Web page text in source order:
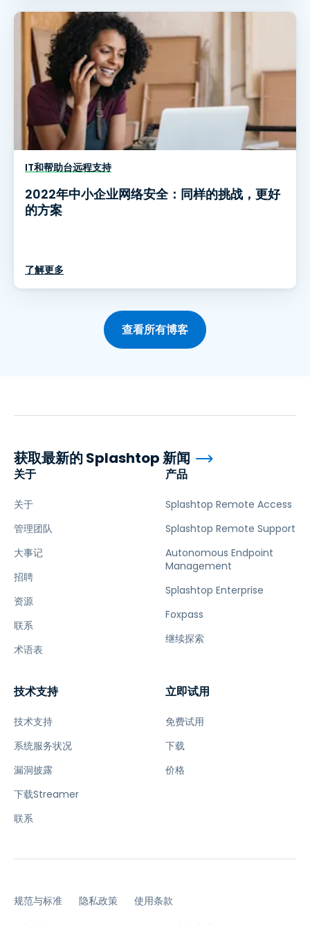
IT和帮助台远程支持
2022年中小企业网络安全：同样的挑战，更好
的方案
了解更多
查看所有博客
关于
关于
管理团队
大事记
招聘
资源
联系
术语表
产品
Splashtop Remote Access
Splashtop Remote Support
Autonomous Endpoint
Management
Splashtop Enterprise
Foxpass
继续探索
技术支持
技术支持
系统服务状况
漏洞披露
下载Streamer
联系
立即试用
免费试用
下载
价格
获取最新的 Splashtop 新闻
规范与标准 隐私政策 使用条款